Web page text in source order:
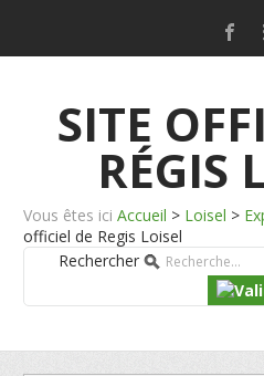
SITE
RÉGIS
Vous êtes ici Accueil > Loisel >
officiel de Regis Loisel
Rechercher